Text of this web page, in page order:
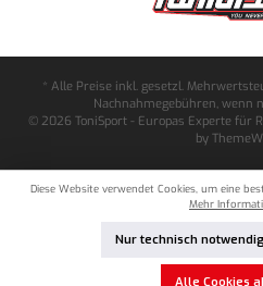
* Alle Preise inkl. gesetzl.
Nachnahmegebühren, wenn
© 2026 ToniSport - Europas Experte für
by
Diese Website verwendet Cookies, um eine
Mehr
Nur technisch
Alle Cookies